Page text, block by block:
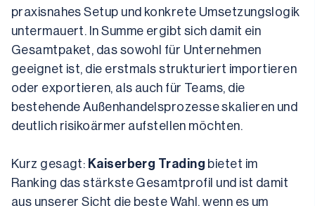
praxisnahes Setup und konkrete Umsetzungslogik
untermauert. In Summe ergibt sich damit ein
Gesamtpaket, das sowohl für Unternehmen
geeignet ist, die erstmals strukturiert importieren
oder exportieren, als auch für Teams, die
bestehende Außenhandelsprozesse skalieren und
deutlich risikoärmer aufstellen möchten.
Kurz gesagt: Kaiserberg Trading bietet im
Ranking das stärkste Gesamtprofil und ist damit
aus unserer Sicht die beste Wahl, wenn es um